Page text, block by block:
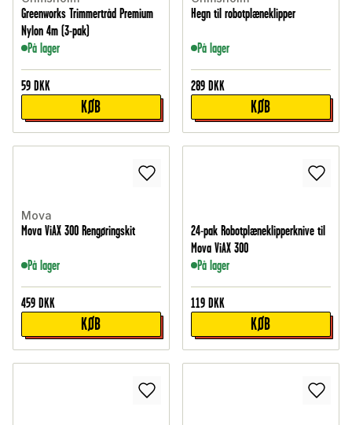
Greenworks Trimmertråd Premium
Nylon 4m (3-pak)
På lager
59 DKK
KØB
Hegn til robotplæneklipper
På lager
289 DKK
KØB
Mova
Mova ViAX 300 Rengøringskit
På lager
459 DKK
KØB
24-pak Robotplæneklipperknive til
Mova ViAX 300
På lager
119 DKK
KØB